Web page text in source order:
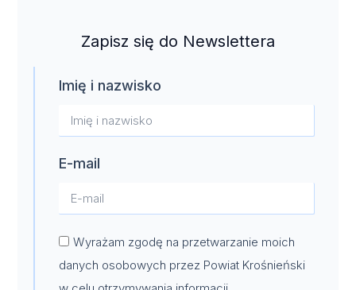
Zapisz się do Newslettera
Imię i nazwisko
E-mail
Wyrażam zgodę na przetwarzanie moich
danych osobowych przez Powiat Krośnieński